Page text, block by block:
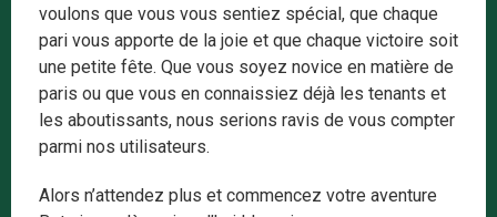
voulons que vous vous sentiez spécial, que chaque
pari vous apporte de la joie et que chaque victoire soit
une petite fête. Que vous soyez novice en matière de
paris ou que vous en connaissiez déjà les tenants et
les aboutissants, nous serions ravis de vous compter
parmi nos utilisateurs.
Alors n’attendez plus et commencez votre aventure